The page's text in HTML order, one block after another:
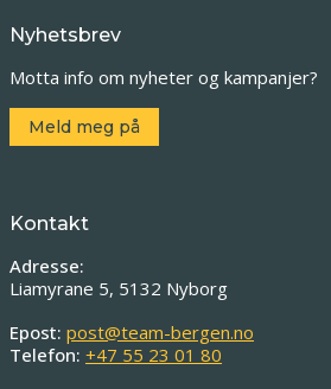
Nyhetsbrev
Motta info om nyheter og kampanjer?
Meld meg på
Kontakt
Adresse:
Liamyrane 5, 5132 Nyborg
Epost: post@team-bergen.no
Telefon: +47 55 23 01 80